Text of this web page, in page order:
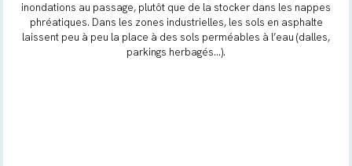
inondations au passage, plutôt que de la stocker dans les nappes
phréatiques. Dans les zones industrielles, les sols en asphalte
laissent peu à peu la place à des sols perméables à l’eau (dalles,
parkings herbagés…).